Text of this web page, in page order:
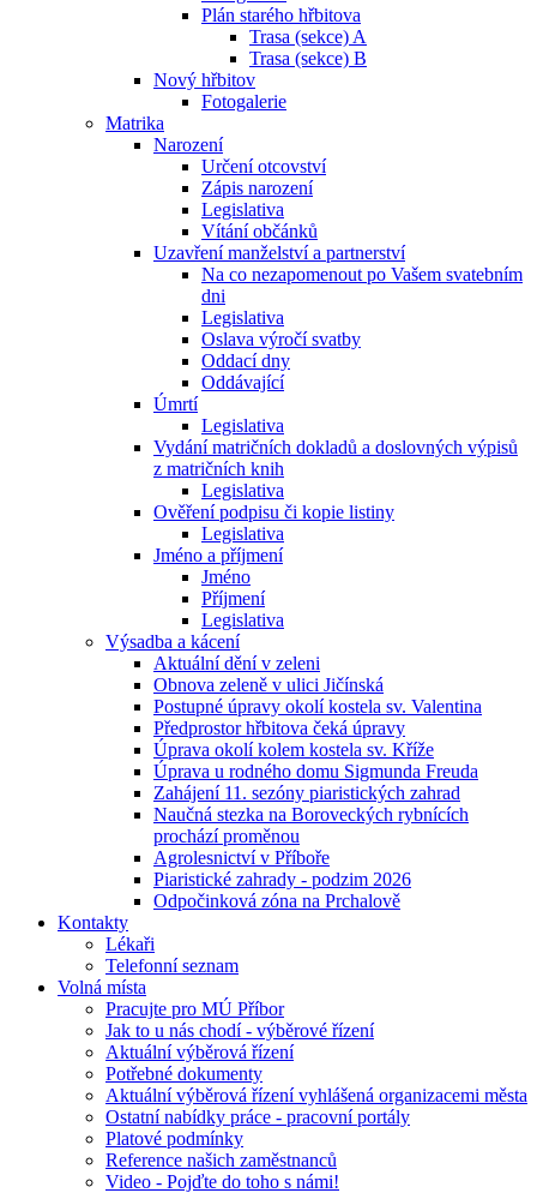
Plán starého hřbitova
Trasa (sekce) A
Trasa (sekce) B
Nový hřbitov
Fotogalerie
Matrika
Narození
Určení otcovství
Zápis narození
Legislativa
Vítání občánků
Uzavření manželství a partnerství
Na co nezapomenout po Vašem svatebním
dni
Legislativa
Oslava výročí svatby
Oddací dny
Oddávající
Úmrtí
Legislativa
Vydání matričních dokladů a doslovných výpisů
z matričních knih
Legislativa
Ověření podpisu či kopie listiny
Legislativa
Jméno a příjmení
Jméno
Příjmení
Legislativa
Výsadba a kácení
Aktuální dění v zeleni
Obnova zeleně v ulici Jičínská
Postupné úpravy okolí kostela sv. Valentina
Předprostor hřbitova čeká úpravy
Úprava okolí kolem kostela sv. Kříže
Úprava u rodného domu Sigmunda Freuda
Zahájení 11. sezóny piaristických zahrad
Naučná stezka na Boroveckých rybnících
prochází proměnou
Agrolesnictví v Příboře
Piaristické zahrady - podzim 2026
Odpočinková zóna na Prchalově
Kontakty
Lékaři
Telefonní seznam
Volná místa
Pracujte pro MÚ Příbor
Jak to u nás chodí - výběrové řízení
Aktuální výběrová řízení
Potřebné dokumenty
Aktuální výběrová řízení vyhlášená organizacemi města
Ostatní nabídky práce - pracovní portály
Platové podmínky
Reference našich zaměstnanců
Video - Pojďte do toho s námi!